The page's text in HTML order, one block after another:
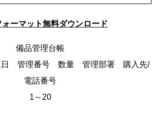
ォーマット無料ダウンロード
備品管理台帳
管理番号 数量 管理部署 購入先/
電話番号
1～20